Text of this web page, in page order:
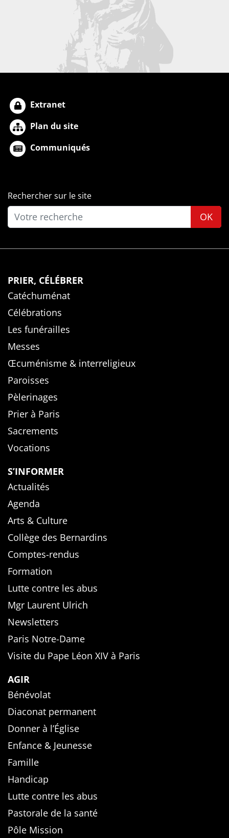
Extranet
Plan du site
Communiqués
Rechercher sur le site
OK
PRIER, CÉLÉBRER
Catéchuménat
Célébrations
Les funérailles
Messes
Œcuménisme & interreligieux
Paroisses
Pèlerinages
Prier à Paris
Sacrements
Vocations
S’INFORMER
Actualités
Agenda
Arts & Culture
Collège des Bernardins
Comptes-rendus
Formation
Lutte contre les abus
Mgr Laurent Ulrich
Newsletters
Paris Notre-Dame
Visite du Pape Léon XIV à Paris
AGIR
Bénévolat
Diaconat permanent
Donner à l’Église
Enfance & Jeunesse
Famille
Handicap
Lutte contre les abus
Pastorale de la santé
Pôle Mission